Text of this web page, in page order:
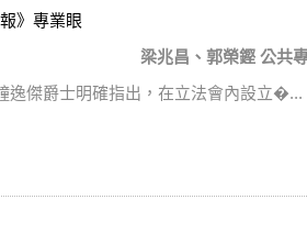
》專業眼
梁兆昌 、 郭榮鏗 公共
逸傑爵士明確指出，在立法會內設立�...